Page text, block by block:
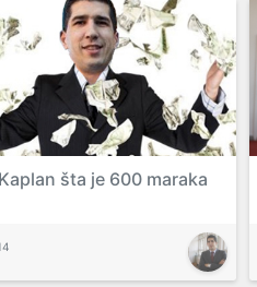
šta je 600 maraka